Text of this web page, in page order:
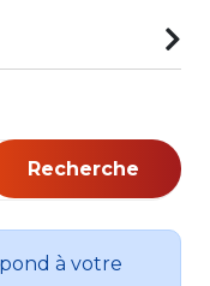
Recherche
à votre